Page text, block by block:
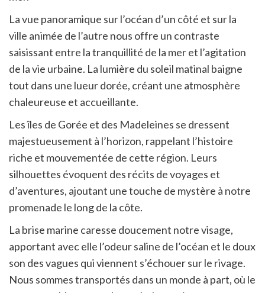
La vue panoramique sur l’océan d’un côté et sur la
ville animée de l’autre nous offre un contraste
saisissant entre la tranquillité de la mer et l’agitation
de la vie urbaine. La lumière du soleil matinal baigne
tout dans une lueur dorée, créant une atmosphère
chaleureuse et accueillante.
Les îles de Gorée et des Madeleines se dressent
majestueusement à l’horizon, rappelant l’histoire
riche et mouvementée de cette région. Leurs
silhouettes évoquent des récits de voyages et
d’aventures, ajoutant une touche de mystère à notre
promenade le long de la côte.
La brise marine caresse doucement notre visage,
apportant avec elle l’odeur saline de l’océan et le doux
son des vagues qui viennent s’échouer sur le rivage.
Nous sommes transportés dans un monde à part, où le